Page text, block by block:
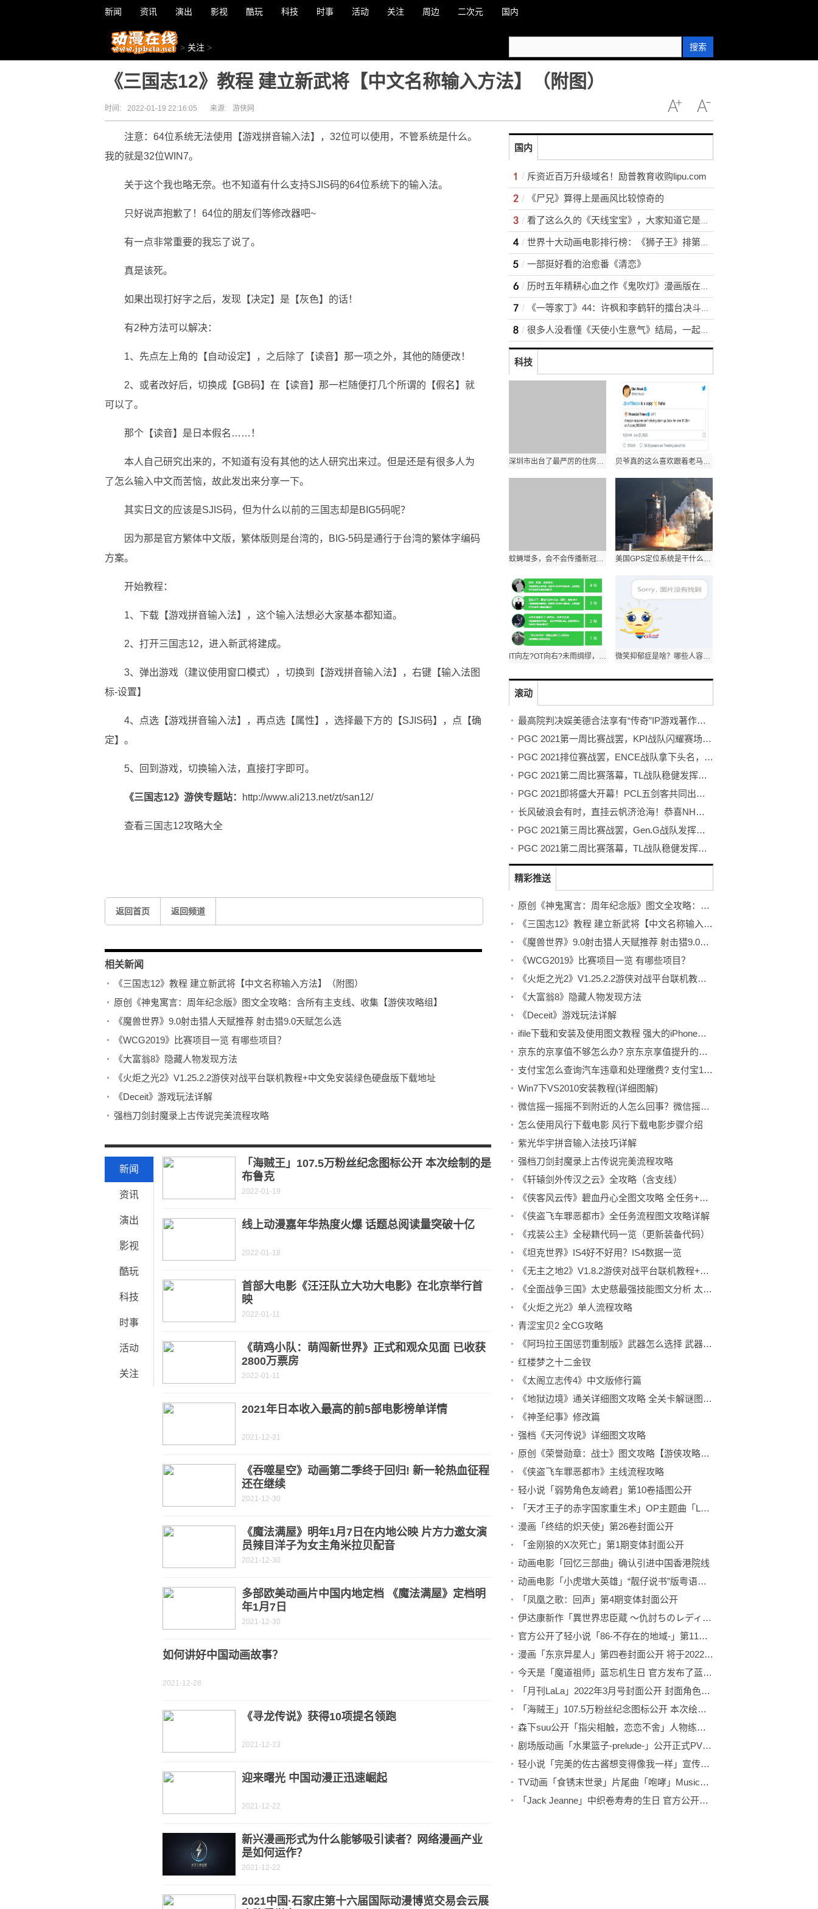
新闻 资讯 演出 影视 酷玩 科技 时事 活动 关注 周边 二次元 国内
> 关注 > 搜索
《三国志12》教程 建立新武将【中文名称输入方法】（附图）
时间: 2022-01-19 22:16:05 来源: 游侠网
注意：64位系统无法使用【游戏拼音输入法】，32位可以使用，不管系统是什么。
我的就是32位WIN7。
关于这个我也略无奈。也不知道有什么支持SJIS码的64位系统下的输入法。
只好说声抱歉了！64位的朋友们等修改器吧~
有一点非常重要的我忘了说了。
真是该死。
如果出现打好字之后，发现【决定】是【灰色】的话！
有2种方法可以解决：
1、先点左上角的【自动设定】，之后除了【读音】那一项之外，其他的随便改！
2、或者改好后，切换成【GB码】在【读音】那一栏随便打几个所谓的【假名】就
可以了。
那个【读音】是日本假名……！
本人自己研究出来的，不知道有没有其他的达人研究出来过。但是还是有很多人为
了怎么输入中文而苦恼，故此发出来分享一下。
其实日文的应该是SJIS码，但为什么以前的三国志却是BIG5码呢？
因为那是官方繁体中文版，繁体版则是台湾的，BIG-5码是通行于台湾的繁体字编码
方案。
开始教程：
1、下载【游戏拼音输入法】，这个输入法想必大家基本都知道。
2、打开三国志12，进入新武将建成。
3、弹出游戏（建议使用窗口模式），切换到【游戏拼音输入法】，右键【输入法图
标-设置】
4、点选【游戏拼音输入法】，再点选【属性】，选择最下方的【SJIS码】，点【确
定】。
5、回到游戏，切换输入法，直接打字即可。
《三国志12》游侠专题站： http://www.ali213.net/zt/san12/
查看三国志12攻略大全
返回首页 返回频道
相关新闻
《三国志12》教程 建立新武将【中文名称输入方法】（附图）
原创《神鬼寓言：周年纪念版》图文全攻略：含所有主支线、收集【游侠攻略组】
《魔兽世界》9.0射击猎人天赋推荐 射击猎9.0天赋怎么选
《WCG2019》比赛项目一览 有哪些项目？
《大富翁8》隐藏人物发现方法
《火炬之光2》V1.25.2.2游侠对战平台联机教程+中文免安装绿色硬盘版下载地址
《Deceit》游戏玩法详解
强档刀剑封魔录上古传说完美流程攻略
新闻
资讯
演出
影视
酷玩
科技
时事
活动
关注
「海贼王」107.5万粉丝纪念图标公开 本次绘制的是
布鲁克
2022-01-19
线上动漫嘉年华热度火爆 话题总阅读量突破十亿
2022-01-18
首部大电影《汪汪队立大功大电影》在北京举行首
映
2022-01-11
《萌鸡小队：萌闯新世界》正式和观众见面 已收获
2800万票房
2022-01-11
2021年日本收入最高的前5部电影榜单详情
2021-12-31
《吞噬星空》动画第二季终于回归! 新一轮热血征程
还在继续
2021-12-30
《魔法满屋》明年1月7日在内地公映 片方力邀女演
员辣目洋子为女主角米拉贝配音
2021-12-30
多部欧美动画片中国内地定档 《魔法满屋》定档明
年1月7日
2021-12-30
如何讲好中国动画故事？
2021-12-28
《寻龙传说》获得10项提名领跑
2021-12-23
迎来曙光 中国动漫正迅速崛起
2021-12-22
新兴漫画形式为什么能够吸引读者？网络漫画产业
是如何运作？
2021-12-22
2021中国·石家庄第十六届国际动漫博览交易会云展
国内
斥资近百万升级域名！励普教育收购lipu.com
《尸兄》算得上是画风比较惊奇的
看了这么久的《天线宝宝》，大家知道它是怎么拍摄的吗?
世界十大动画电影排行榜：《狮子王》排第几？一起来看看吧！
一部挺好看的治愈番《清恋》
历时五年精耕心血之作《鬼吹灯》漫画版在众多读者期待中清新上市!
《一等家丁》44：许枫和李鹤轩的擂台决斗逐渐到了高潮
很多人没看懂《天使小生意气》结局，一起了解一下吧！
科技
深圳市出台了最严厉的住房调控政策，被称为史无前例的“深八条” 贝爷真的这么喜欢跟着老马的脚步走?
蚊蝇增多，会不会传播新冠病毒?一起来听听专家的解答 美国GPS定位系统是干什么的？能干扰我军导弹吗？
IT向左?OT向右?未雨绸缪，强化电网系统的网络安全防护 微笑抑郁症是啥？哪些人容易“中招”？
滚动
最高院判决娱美德合法享有“传奇”IP游戏著作权 盛趣游戏声明不实
PGC 2021第一周比赛战罢，KPI战队闪耀赛场夺得周冠
PGC 2021排位赛战罢，ENCE战队拿下头名，NH战队位列第三
PGC 2021第二周比赛落幕，TL战队稳健发挥勇夺周冠
PGC 2021即将盛大开幕！PCL五剑客共同出征剑指荣耀！
长风破浪会有时，直挂云帆济沧海！恭喜NH战队荣获PGC2021总冠军！
PGC 2021第三周比赛战罢，Gen.G战队发挥神勇力捧周冠
PGC 2021第二周比赛落幕，TL战队稳健发挥勇夺周冠
精彩推送
原创《神鬼寓言：周年纪念版》图文全攻略：含所有主支线、收集【游侠攻略组】
《三国志12》教程 建立新武将【中文名称输入方法】（附图）
《魔兽世界》9.0射击猎人天赋推荐 射击猎9.0天赋怎么选
《WCG2019》比赛项目一览 有哪些项目？
《火炬之光2》V1.25.2.2游侠对战平台联机教程+中文免安装绿色硬盘版下载地址
《大富翁8》隐藏人物发现方法
《Deceit》游戏玩法详解
ifile下载和安装及使用图文教程 强大的iPhone文件管理器
京东的京享值不够怎么办? 京东京享值提升的教程
支付宝怎么查询汽车违章和处理缴费? 支付宝12123违章处理技巧
Win7下VS2010安装教程(详细图解)
微信摇一摇摇不到附近的人怎么回事？微信摇不到附近人的详细解决方法
怎么使用风行下载电影 风行下载电影步骤介绍
紫光华宇拼音输入法技巧详解
强档刀剑封魔录上古传说完美流程攻略
《轩辕剑外传汉之云》全攻略（含支线）
《侠客风云传》碧血丹心全图文攻略 全任务+路线+事件详解
《侠盗飞车罪恶都市》全任务流程图文攻略详解
《戎装公主》全秘籍代码一览（更新装备代码）
《坦克世界》IS4好不好用？IS4数据一览
《无主之地2》V1.8.2游侠对战平台联机教程+中文免安装硬盘版下载地址
《全面战争三国》太史慈最强技能图文分析 太史慈什么技能好用？
《火炬之光2》单人流程攻略
青涩宝贝2 全CG攻略
《阿玛拉王国惩罚重制版》武器怎么选择 武器选择技巧
红楼梦之十二金钗
《太阁立志传4》中文版修行篇
《地狱边境》通关详细图文攻略 全关卡解谜图文流程攻略
《神圣纪事》修改篇
强档《天河传说》详细图文攻略
原创《荣誉勋章：战士》图文攻略【游侠攻略组】（更新中）
《侠盗飞车罪恶都市》主线流程攻略
轻小说「弱势角色友崎君」第10卷插图公开
「天才王子的赤字国家重生术」OP主题曲「LEVEL」真人MV公开
漫画「终结的炽天使」第26卷封面公开
「金刚狼的X次死亡」第1期变体封面公开
动画电影「回忆三部曲」确认引进中国香港院线
动画电影「小虎墩大英雄」“靓仔说书”版粤语预告公开
「凤凰之歌：回声」第4期变体封面公开
伊达康新作「異世界忠臣蔵 ～仇討ちのレディア四十七士～」公开封面图
官方公开了轻小说「86-不存在的地域-」第11卷的封面图 将于2月10日发售
漫画「东京异星人」第四卷封面公开 将于2022年1月27日正式发售
今天是「魔道祖师」蓝忘机生日 官方发布了蓝忘机2022年的生日贺图
「月刊LaLa」2022年3月号封面公开 封面角色自于漫画「人形机器人玛丽」
「海贼王」107.5万粉丝纪念图标公开 本次绘制的是布鲁克
森下suu公开「指尖相触，恋恋不舍」人物练习绘 绘制的是逸臣
剧场版动画「水果篮子-prelude-」公开正式PV 将于2022年2月18日公开上映
轻小说「完美的佐古酱想变得像我一样」宣传PV公布 将于2022年1月20日正式发售
TV动画「食锈末世录」片尾曲「咆哮」MusicVideo公布 将于2022年2月16日发售
「Jack Jeanne」中织卷寿寿的生日 官方公开生日贺图